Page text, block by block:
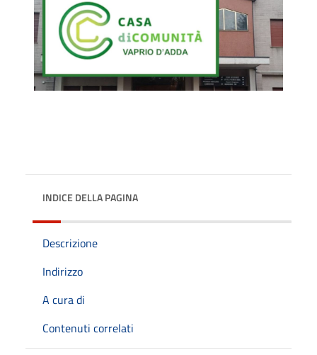
INDICE DELLA PAGINA
Descrizione
Indirizzo
A cura di
Contenuti correlati